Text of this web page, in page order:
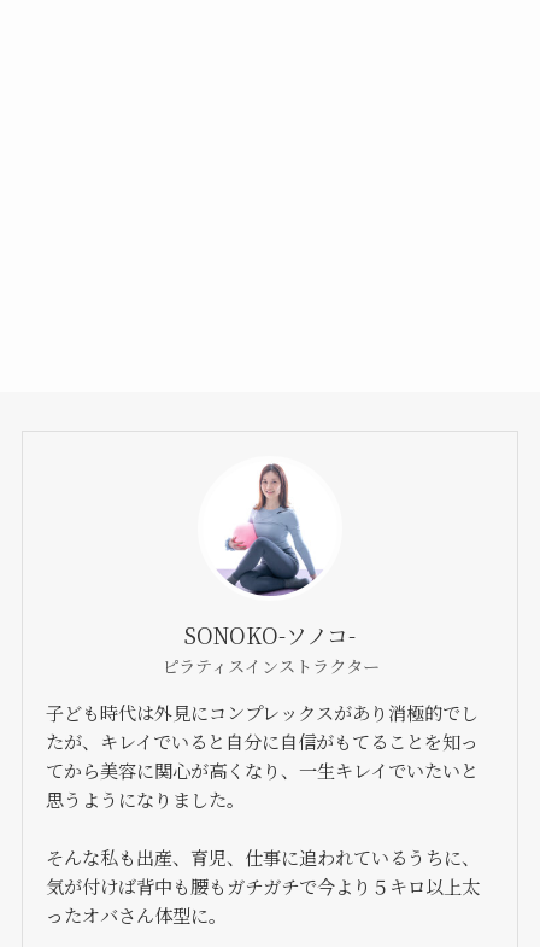
SONOKO-ソノコ-
ピラティスインストラクター
子ども時代は外見にコンプレックスがあり消極的でし
たが、キレイでいると自分に自信がもてることを知っ
てから美容に関心が高くなり、一生キレイでいたいと
思うようになりました。
そんな私も出産、育児、仕事に追われているうちに、
気が付けば背中も腰もガチガチで今より５キロ以上太
ったオバさん体型に。